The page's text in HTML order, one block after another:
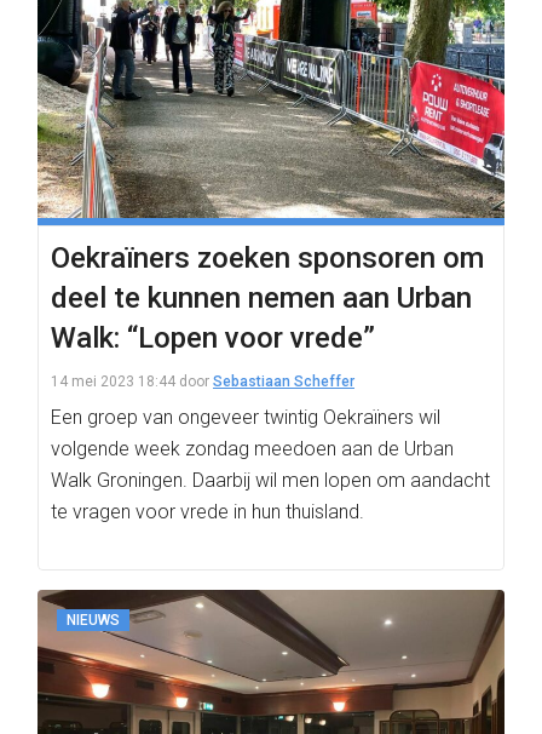
Oekraïners zoeken sponsoren om
deel te kunnen nemen aan Urban
Walk: “Lopen voor vrede”
14 mei 2023 18:44 door Sebastiaan Scheffer
Een groep van ongeveer twintig Oekraïners wil
volgende week zondag meedoen aan de Urban
Walk Groningen. Daarbij wil men lopen om aandacht
te vragen voor vrede in hun thuisland.
NIEUWS